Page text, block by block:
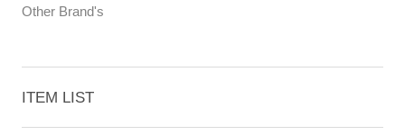
Other Brand's
ITEM LIST